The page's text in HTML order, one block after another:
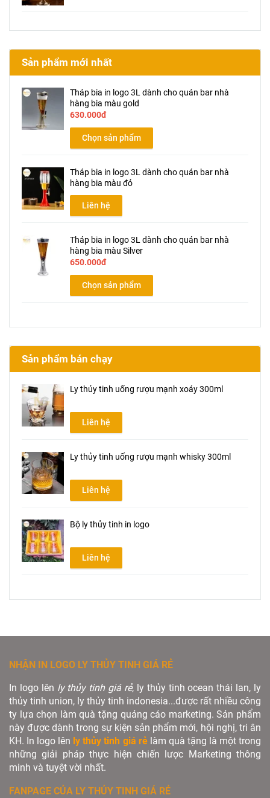
Sản phẩm mới nhất
Tháp bia in logo 3L dành cho quán bar nhà
hàng bia màu gold
630.000đ
Chọn sản phẩm
Tháp bia in logo 3L dành cho quán bar nhà
hàng bia màu đỏ
Liên hệ
Tháp bia in logo 3L dành cho quán bar nhà
hàng bia màu Silver
650.000đ
Chọn sản phẩm
Sản phẩm bán chạy
Ly thủy tinh uống rượu mạnh xoáy 300ml
Liên hệ
Ly thủy tinh uống rượu mạnh whisky 300ml
Liên hệ
Bộ ly thủy tinh in logo
Liên hệ
NHẬN IN LOGO LY THỦY TINH GIÁ RẺ
In logo lên ly thủy tinh giá rẻ, ly thủy tinh ocean thái lan, ly
thủy tinh union, ly thủy tinh indonesia...được rất nhiều công
ty lựa chọn làm quà tặng quảng cáo marketing. Sản phẩm
này được dành trong sự kiện sản phẩm mới, hội nghị, tri ân
KH. In logo lên ly thủy tinh giá rẻlàm quà tặng là một trong
những giải pháp thực hiện chiến lược Marketing thông
minh và tuyệt vời nhất.
FANPAGE CỦA LY THỦY TINH GIÁ RẺ